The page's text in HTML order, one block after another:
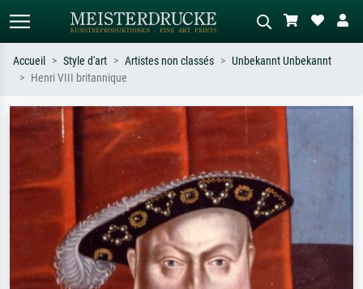
Recherchez par artiste, titre ou style –
ex. Monet, Nuit étoilée,
impressionnisme, vague de Hokusai,
Décrivez la scène – ex. prairie verte,
abstrait avec beaucoup de rouge,
tableau sombre, nu debout près d'un
Accueil Style d'art Artistes non classés
Unbekannt Unbekannt
Henri VIII britannique